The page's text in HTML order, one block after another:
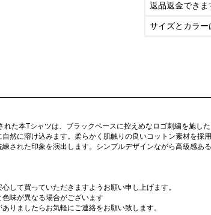
返品返金できま
サイズとカラー
た本Tシャツは、ブラックベースに控えめなロゴ刺繍を施し
然に溶け込みます。柔らかく肌触りの良いコットン素材を採
された印象を演出します。シンプルデザインながら高級感あ
して買っていただきますようお願い申し上げます。
味が異なる場合がございます
りましたらお気軽にご連絡をお願い致します。